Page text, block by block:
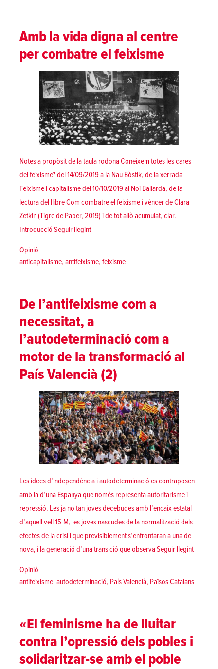
Amb la vida digna al centre
per combatre el feixisme
Notes a propòsit de la taula rodona Coneixem totes les cares
del feixisme? del 14/09/2019 a la Nau Bòstik, de la xerrada
Feixisme i capitalisme del 10/10/2019 al Noi Baliarda, de la
lectura del llibre Com combatre el feixisme i vèncer de Clara
Zetkin (Tigre de Paper, 2019) i de tot allò acumulat, clar.
Introducció Seguir llegint«Amb la vida digna al centre per combatre
Posted in
Opinió
Tags:
anticapitalisme, antifeixisme, feixisme
De l’antifeixisme com a
necessitat, a
l’autodeterminació com a
motor de la transformació al
País Valencià (2)
Les idees d’independència i autodeterminació es contraposen
amb la d’una Espanya que només representa autoritarisme i
repressió. Les ja no tan joves decebudes amb l’encaix estatal
d’aquell vell 15-M, les joves nascudes de la normalització dels
efectes de la crisi i que previsiblement s’enfrontaran a una de
nova, i la generació d’una transició que observaSeguir llegint«De
Posted in
Opinió
Tags:
antifeixisme, autodeterminació, País Valencià, Països Catalans
«El feminisme ha de lluitar
contra l’opressió dels pobles i
solidaritzar-se amb el poble